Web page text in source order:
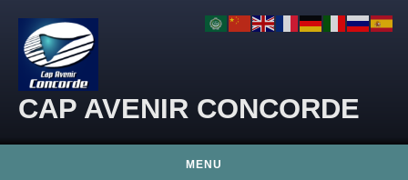
CAP AVENIR CONCORDE
MENU